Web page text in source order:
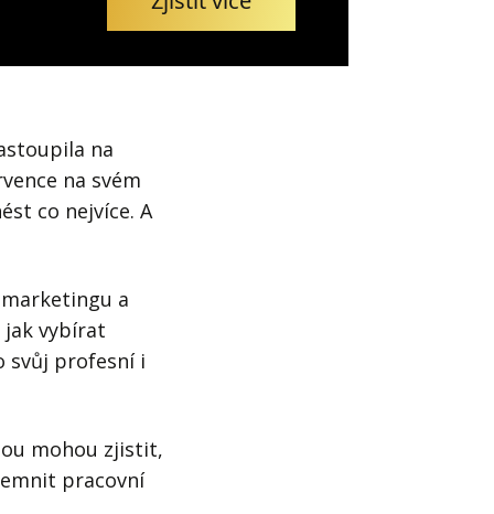
na
na svém
co nejvíce. A
a
jak vybírat
svůj profesní i
mohou zjistit,
pracovní